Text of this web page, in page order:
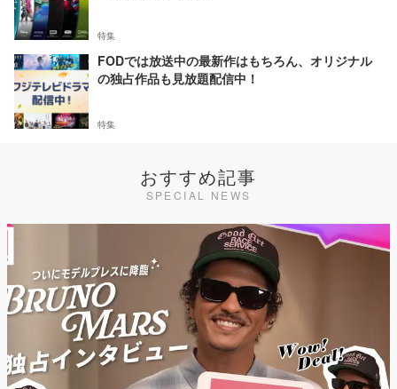
特集
FODでは放送中の最新作はもちろん、オリジナル
の独占作品も見放題配信中！
特集
おすすめ記事
SPECIAL NEWS